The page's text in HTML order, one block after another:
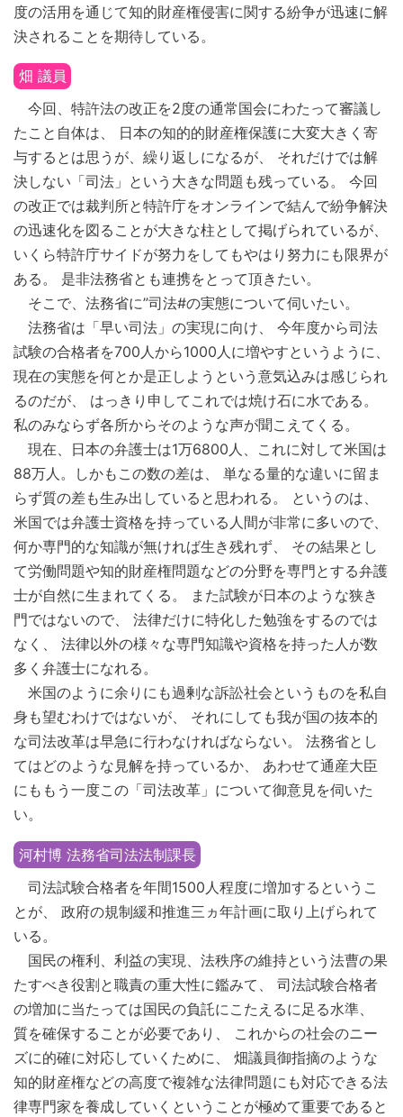
度の活用を通じて知的財産権侵害に関する紛争が迅速に解
決されることを期待している。
畑 議員
今回、特許法の改正を2度の通常国会にわたって審議し
たこと自体は、 日本の知的的財産権保護に大変大きく寄
与するとは思うが、繰り返しになるが、 それだけでは解
決しない「司法」という大きな問題も残っている。 今回
の改正では裁判所と特許庁をオンラインで結んで紛争解決
の迅速化を図ることが大きな柱として掲げられているが、
いくら特許庁サイドが努力をしてもやはり努力にも限界が
ある。 是非法務省とも連携をとって頂きたい。
そこで、法務省に”司法#の実態について伺いたい。
法務省は「早い司法」の実現に向け、 今年度から司法
試験の合格者を700人から1000人に増やすというように、
現在の実態を何とか是正しようという意気込みは感じられ
るのだが、 はっきり申してこれでは焼け石に水である。
私のみならず各所からそのような声が聞こえてくる。
現在、日本の弁護士は1万6800人、これに対して米国は
88万人。しかもこの数の差は、 単なる量的な違いに留ま
らず質の差も生み出していると思われる。 というのは、
米国では弁護士資格を持っている人間が非常に多いので、
何か専門的な知識が無ければ生き残れず、 その結果とし
て労働問題や知的財産権問題などの分野を専門とする弁護
士が自然に生まれてくる。 また試験が日本のような狭き
門ではないので、 法律だけに特化した勉強をするのでは
なく、 法律以外の様々な専門知識や資格を持った人が数
多く弁護士になれる。
米国のように余りにも過剰な訴訟社会というものを私自
身も望むわけではないが、 それにしても我が国の抜本的
な司法改革は早急に行わなければならない。 法務省とし
てはどのような見解を持っているか、 あわせて通産大臣
にももう一度この「司法改革」について御意見を伺いた
い。
河村博 法務省司法法制課長
司法試験合格者を年間1500人程度に増加するというこ
とが、 政府の規制緩和推進三ヵ年計画に取り上げられて
いる。
国民の権利、利益の実現、法秩序の維持という法曹の果
たすべき役割と職責の重大性に鑑みて、 司法試験合格者
の増加に当たっては国民の負託にこたえるに足る水準、
質を確保することが必要であり、 これからの社会のニー
ズに的確に対応していくために、 畑議員御指摘のような
知的財産権などの高度で複雑な法律問題にも対応できる法
律専門家を養成していくということが極めて重要であると